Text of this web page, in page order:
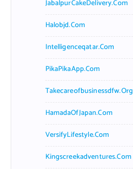
JabalpurCakeDelivery.com
Halobjd.com
Intelligenceqatar.com
PikaPikaApp.com
Takecareofbusinessdfw.org
HamadaOfJapan.com
VersifyLifestyle.com
Kingscreekadventures.com